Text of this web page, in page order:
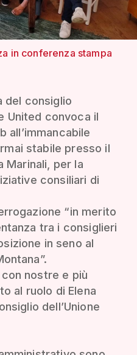
in conferenza stampa
del consiglio
United convoca il
all’immancabile
stabile presso il
Marinali, per la
consiliari di
“in merito
tra i consiglieri
in seno al
nostre e più
al ruolo di Elena
dell’Unione